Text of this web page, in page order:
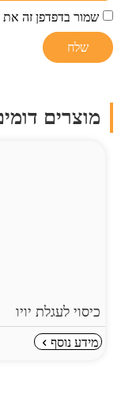
שמור בדפדפן זה
מוצרים
כיסוי לעגלת יויו
מידע נוסף